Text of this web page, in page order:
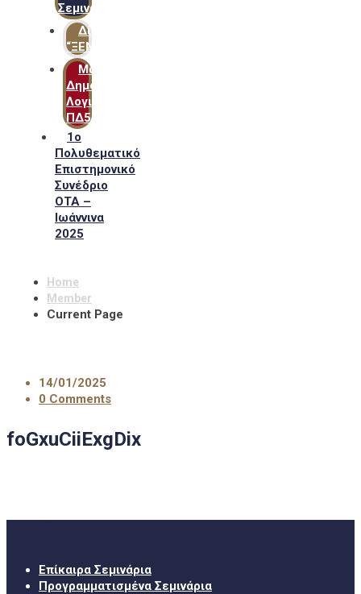
Σεμιναρίων
Δίκτυο
“ΞΕΝΟΦΩΝ”
Μακροχρόνιο
Δημόσιο
Λογιστικό
ΠΔ54
1ο
Πολυθεματικό
Επιστημονικό
Συνέδριο
ΟΤΑ –
Ιωάννινα
2025
Home
Member
Current Page
14/01/2025
0 Comments
foGxuCiiExgDix
Επίκαιρα Σεμινάρια
Προγραμματισμένα Σεμινάρια